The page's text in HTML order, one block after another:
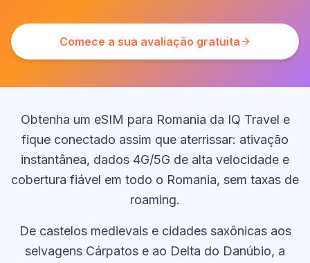
Comece a sua avaliação gratuita
Obtenha um eSIM para Romania da IQ Travel e
fique conectado assim que aterrissar: ativação
instantânea, dados 4G/5G de alta velocidade e
cobertura fiável em todo o Romania, sem taxas de
roaming.
De castelos medievais e cidades saxônicas aos
selvagens Cárpatos e ao Delta do Danúbio, a